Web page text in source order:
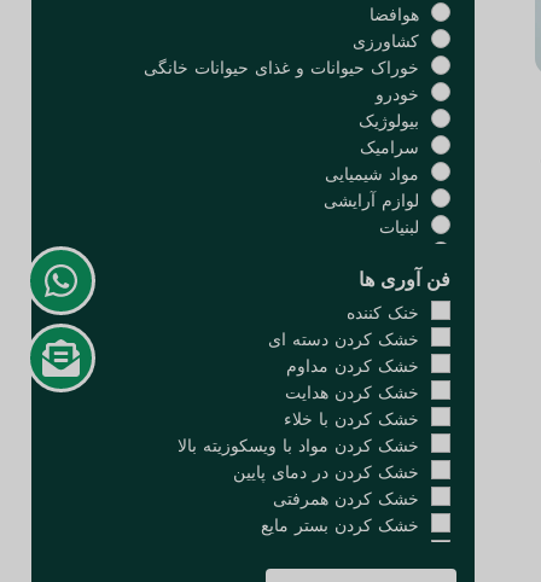
هوافضا
کشاورزی
خوراک حیوانات و غذای حیوانات خانگی
خودرو
بیولوژیک
سرامیک
مواد شیمیایی
لوازم آرایشی
لبنیات
محیط زیست
عصاره
چربی ها و روغن ها
غذاها
گیاهان دارویی
محصولات دریایی و غذاهای دریایی
متالورژی و معدن
انرژی نو
نفت و پتروشیمی
داروسازی
لاستیک ها
فن آوری ها
خنک کننده
خشک کردن دسته ای
خشک کردن مداوم
خشک کردن هدایت
خشک کردن با خلاء
خشک کردن مواد با ویسکوزیته بالا
خشک کردن در دمای پایین
خشک کردن همرفتی
خشک کردن بستر مایع